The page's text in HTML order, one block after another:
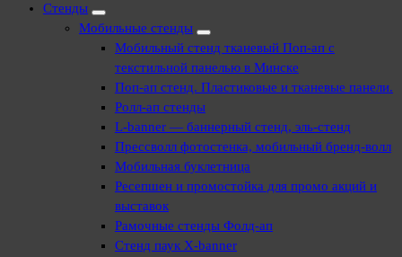
витрин для наград. Световые короба, буквы и логотипы.
Стенды
Мобильные стенды
Мобильный стенд тканевый Поп-ап с
текстильной панелью в Минске
Поп-ап стенд. Пластиковые и тканевые панели.
Ролл-ап стенды
L-banner — баннерный стенд, эль-стенд
Прессволл фотостенка, мобильный бренд-волл
Мобильная буклетница
Ресепшен и промостойка для промо акций и
выставок
Рамочные стенды Фолд-ап
Стенд паук X-banner